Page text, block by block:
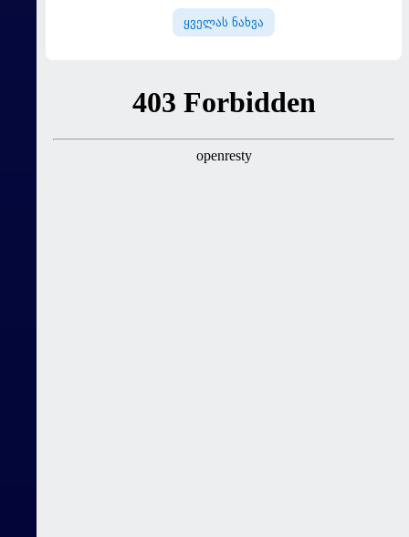
ამას მპასუხობს..." -
დემბელემ მეუღლის შესახებ
ყველას ნახვა